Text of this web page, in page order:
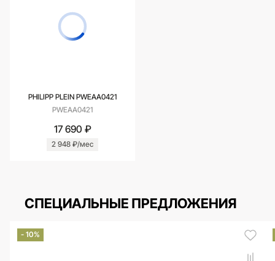
PHILIPP PLEIN PWEAA0421
PWEAA0421
17 690 ₽
2 948 ₽/мес
СПЕЦИАЛЬНЫЕ ПРЕДЛОЖЕНИЯ
- 10%